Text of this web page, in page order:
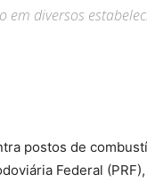
em diversos
postos de
Federal